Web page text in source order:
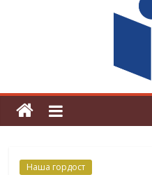
Магията на
„Любен
Наша гордост